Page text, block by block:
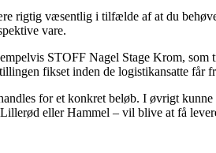
rigtig væsentlig i tilfælde af at du
vare.
STOFF Nagel Stage Krom, som
fikset inden de logistikansatte får
for et konkret beløb. I øvrigt kunne
eller Hammel – vil blive at få